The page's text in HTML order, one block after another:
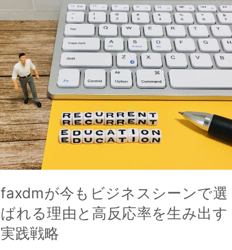
faxdmが今もビジネスシーンで選
ばれる理由と高反応率を生み出す
実践戦略